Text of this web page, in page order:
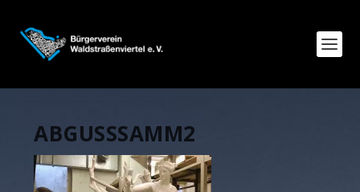
ABGUSSSAMM2